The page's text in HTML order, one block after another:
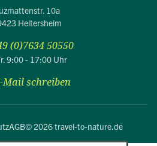
10a
Heitersheim
(0)7634 50550
9:00 - 17:00 Uhr
Mail schreiben
AGB© 2026 travel-to-nature.de